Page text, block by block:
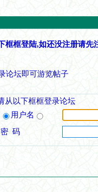
框框登陆,如还没注册请先
论坛即可游览帖子
从以下框框登录论坛
用户名
密 码